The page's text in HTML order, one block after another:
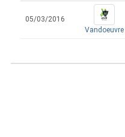
05/03/2016
Vandoeuvre